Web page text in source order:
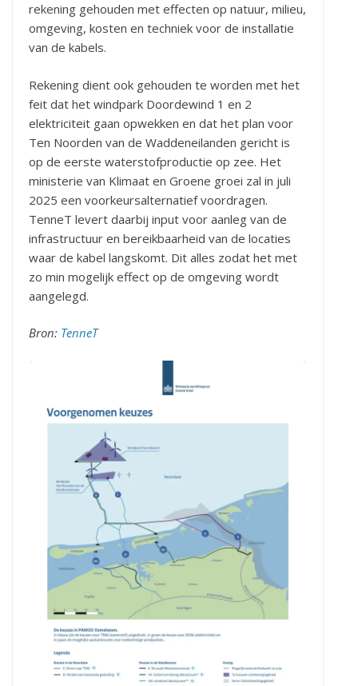
rekening gehouden met effecten op natuur, milieu,
omgeving, kosten en techniek voor de installatie
van de kabels.
Rekening dient ook gehouden te worden met het
feit dat het windpark Doordewind 1 en 2
elektriciteit gaan opwekken en dat het plan voor
Ten Noorden van de Waddeneilanden gericht is
op de eerste waterstofproductie op zee. Het
ministerie van Klimaat en Groene groei zal in juli
2025 een voorkeursalternatief voordragen.
TenneT levert daarbij input voor aanleg van de
infrastructuur en bereikbaarheid van de locaties
waar de kabel langskomt. Dit alles zodat het met
zo min mogelijk effect op de omgeving wordt
aangelegd.
Bron: TenneT